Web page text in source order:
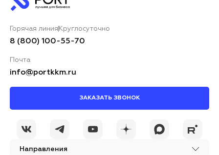
Направления
Горячая линия Круглосуточно
8 (800) 100-55-70
Почта
info@portkkm.ru
ЗАКАЗАТЬ ЗВОНОК